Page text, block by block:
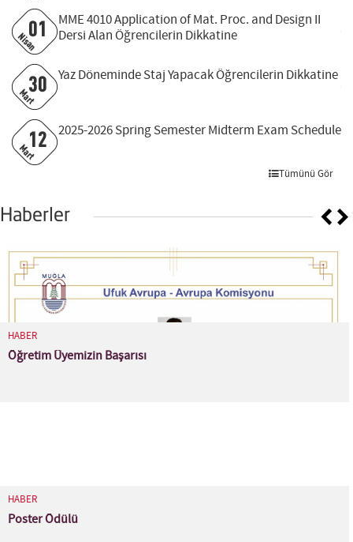
01
Nisan
MME 4010 Application of Mat. Proc. and Design II
Dersi Alan Öğrencilerin Dikkatine
30
Mart
Yaz Döneminde Staj Yapacak Öğrencilerin Dikkatine
12
Mart
2025-2026 Spring Semester Midterm Exam Schedule
Tümünü Gör
Haberler
HABER
Öğretim Üyemizin Başarısı
HABER
Poster Ödülü